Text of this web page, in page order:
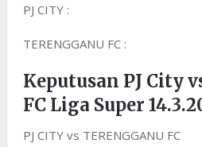
PJ CITY :
TERENGGANU FC :
Keputusan PJ City
FC Liga Super
PJ CITY vs TERENGGANU FC